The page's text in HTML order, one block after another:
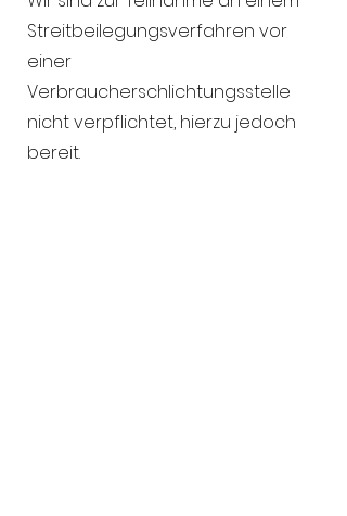
Streitbeilegungsverfahren vor
einer
Verbraucherschlichtungsstelle
nicht verpflichtet, hierzu jedoch
bereit.